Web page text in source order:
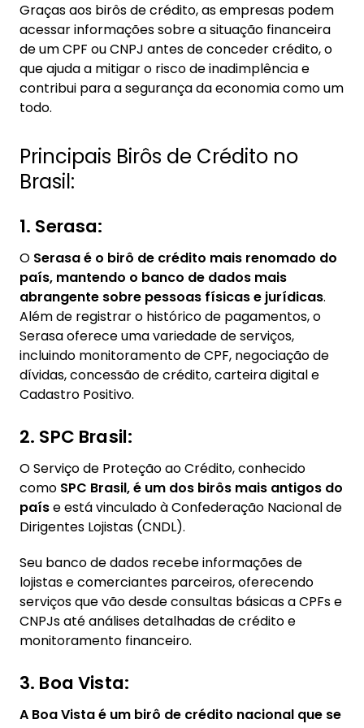
Graças aos birôs de crédito, as empresas podem
acessar informações sobre a situação financeira
de um CPF ou CNPJ antes de conceder crédito, o
que ajuda a mitigar o risco de inadimplência e
contribui para a segurança da economia como um
todo.
Principais Birôs de Crédito no
Brasil:
1. Serasa:
O Serasa é o birô de crédito mais renomado do
país, mantendo o banco de dados mais
abrangente sobre pessoas físicas e jurídicas.
Além de registrar o histórico de pagamentos, o
Serasa oferece uma variedade de serviços,
incluindo monitoramento de CPF, negociação de
dívidas, concessão de crédito, carteira digital e
Cadastro Positivo.
2. SPC Brasil:
O Serviço de Proteção ao Crédito, conhecido
como SPC Brasil, é um dos birôs mais antigos do
paíse está vinculado à Confederação Nacional de
Dirigentes Lojistas (CNDL).
Seu banco de dados recebe informações de
lojistas e comerciantes parceiros, oferecendo
serviços que vão desde consultas básicas a CPFs e
CNPJs até análises detalhadas de crédito e
monitoramento financeiro.
3. Boa Vista:
A Boa Vista é um birô de crédito nacional que se